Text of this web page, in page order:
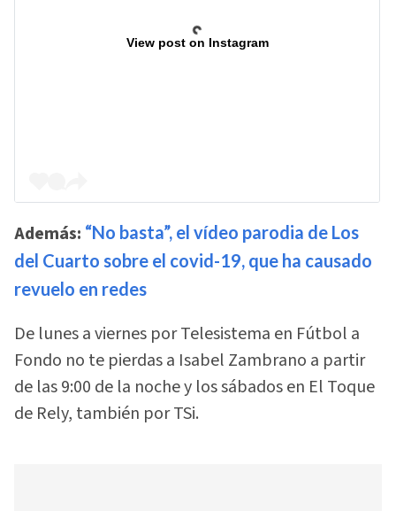
View post on Instagram
Además: “No basta”, el vídeo parodia de Los
del Cuarto sobre el covid-19, que ha causado
revuelo en redes
De lunes a viernes por Telesistema en Fútbol a
Fondo no te pierdas a Isabel Zambrano a partir
de las 9:00 de la noche y los sábados en El Toque
de Rely, también por TSi.